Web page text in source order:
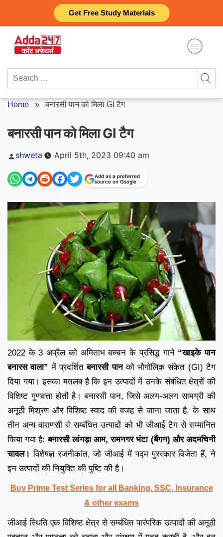
Get Free Study Materials
content
Search
Home »बनारसी पान को मिला GI टैग
बनारसी पान को मिला GI टैग
Posted
by
shweta April 5th, 2023 09:40 am
Add as a preferred
source on Google
2022 के 3 अप्रैल को अमिताभ बच्चन के प्रसिद्ध गाने “खाइके पान
बनारस वाला” में प्रदर्शितबनारसी पानको भौगोलिक संकेत (GI) टैग
दिया गया। इसका मतलब है कि इन उत्पादों में उनके संबंधित क्षेत्रों की
विशिष्ट गुणवत्ता होती है। बनारसी पान, जिसे अलग-अलग सामग्री की
अनूठी मिश्रण और विशिष्ट स्वाद की वजह से जाना जाता है, के साथ
तीन अन्य वाराणसी से सम्बंधित उत्पादों को भी जीआई टैग से सम्मानित
किया गया है:बनारसी लांगड़ा आम, रामनगर भंटा (बैंगन) और अदमचिनी
चावल। विशेषज्ञ रजनीकांत, जो जीआई में पद्म पुरस्कार विजेता हैं, ने
इन उत्पादों की नियुक्ति की पुष्टि की है।
Buy Prime Test Series for all Banking, SSC, Insurance
& other exams
जीआई स्थिति एक विशिष्ट क्षेत्र से सम्बंधित पारंपरिक उत्पादों की अनूठी